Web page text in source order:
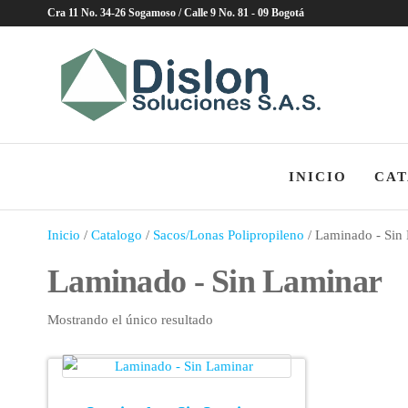
Cra 11 No. 34-26 Sogamoso / Calle 9 No. 81 - 09 Bogotá
INICIO
Inicio / Catalogo / Sacos/Lonas Polipropileno / Laminado - Sin
Laminado - Sin Laminar
Mostrando el único resultado